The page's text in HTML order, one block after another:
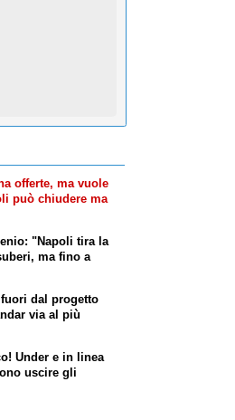
offerte, ma vuole
può chiudere ma
"Napoli tira la
ma fino a
dal progetto
via al più
Under e in linea
uscire gli